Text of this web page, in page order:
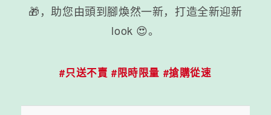
🎁，助您由頭到腳煥然一新，打造全新迎新
look 😍。
#只送不賣 #限時限量 #搶購從速